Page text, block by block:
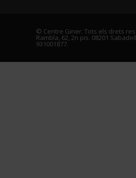
© Centre Giner. Tots els drets
Rambla, 62, 2n pis. 08201
931001877.